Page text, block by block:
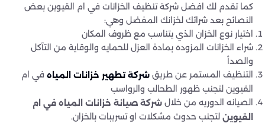
كما تقدم لك افضل شركة تنظيف الخزانات في ام القيوين بعض
النصائح بعد شرائك لخزانك المفضل وهي:
اختيار نوع الخزان الذي يتناسب مع ظروف المكان
شراء الخزانات المزوده بمادة العزل للحمايه والوقاية من التآكل
والصدأ
التنظيف المستمر عن طريق شركة تطهير خزانات المياه في ام
القيوين لتجنب ظهور الطحالب والرواسب
الصيانه الدوريه من خلال شركة صيانة خزانات المياه في ام
القيوين لتجنب حدوث مشكلات او تسريبات بالخزان.